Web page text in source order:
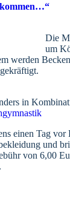
Die
um
werden
in
einen Tag vor
und
von 6,00